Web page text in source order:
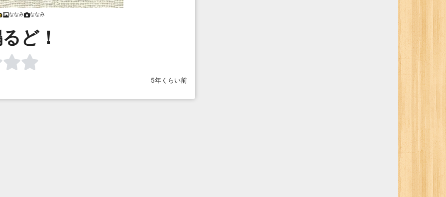
ななみ ななみ
ど！
5年くらい前